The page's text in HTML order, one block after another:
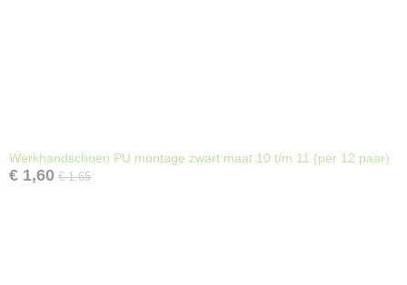
Werkhandschoen PU montage zwart maat 10 t/m 11 (per 12 paar)
€ 1,60 € 1,65